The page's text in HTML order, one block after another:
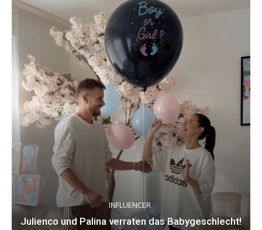
INFLUENCER
Julienco und Palina verraten das Babygeschlecht!